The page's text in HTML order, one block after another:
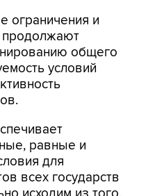
общего
условий
для
всех государств
исходим из того,
применяться